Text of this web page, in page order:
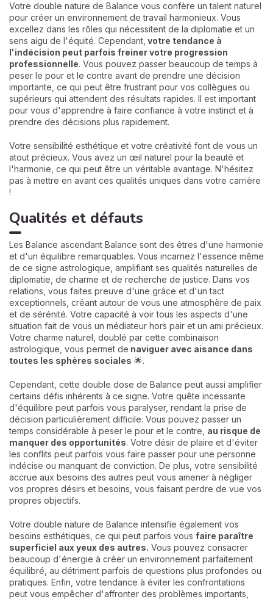
Votre double nature de Balance vous confère un talent naturel
pour créer un environnement de travail harmonieux. Vous
excellez dans les rôles qui nécessitent de la diplomatie et un
sens aigu de l'équité. Cependant, votre tendance à
l'indécision peut parfois freiner votre progression
professionnelle. Vous pouvez passer beaucoup de temps à
peser le pour et le contre avant de prendre une décision
importante, ce qui peut être frustrant pour vos collègues ou
supérieurs qui attendent des résultats rapides. Il est important
pour vous d'apprendre à faire confiance à votre instinct et à
prendre des décisions plus rapidement.
Votre sensibilité esthétique et votre créativité font de vous un
atout précieux. Vous avez un œil naturel pour la beauté et
l'harmonie, ce qui peut être un véritable avantage. N'hésitez
pas à mettre en avant ces qualités uniques dans votre carrière
!
Qualités et défauts
Les Balance ascendant Balance sont des êtres d'une harmonie
et d'un équilibre remarquables. Vous incarnez l'essence même
de ce signe astrologique, amplifiant ses qualités naturelles de
diplomatie, de charme et de recherche de justice. Dans vos
relations, vous faites preuve d'une grâce et d'un tact
exceptionnels, créant autour de vous une atmosphère de paix
et de sérénité. Votre capacité à voir tous les aspects d'une
situation fait de vous un médiateur hors pair et un ami précieux.
Votre charme naturel, doublé par cette combinaison
astrologique, vous permet de naviguer avec aisance dans
toutes les sphères sociales 🌟.
Cependant, cette double dose de Balance peut aussi amplifier
certains défis inhérents à ce signe. Votre quête incessante
d'équilibre peut parfois vous paralyser, rendant la prise de
décision particulièrement difficile. Vous pouvez passer un
temps considérable à peser le pour et le contre, au risque de
manquer des opportunités. Votre désir de plaire et d'éviter
les conflits peut parfois vous faire passer pour une personne
indécise ou manquant de conviction. De plus, votre sensibilité
accrue aux besoins des autres peut vous amener à négliger
vos propres désirs et besoins, vous faisant perdre de vue vos
propres objectifs.
Votre double nature de Balance intensifie également vos
besoins esthétiques, ce qui peut parfois vous faire paraître
superficiel aux yeux des autres. Vous pouvez consacrer
beaucoup d'énergie à créer un environnement parfaitement
équilibré, au détriment parfois de questions plus profondes ou
pratiques. Enfin, votre tendance à éviter les confrontations
peut vous empêcher d'affronter des problèmes importants,